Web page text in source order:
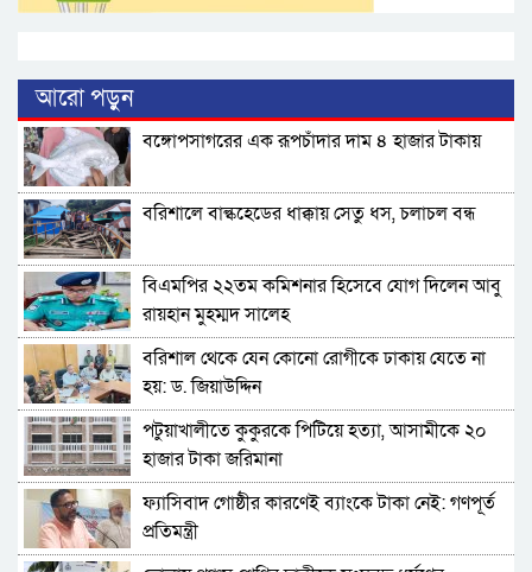
আরো পড়ুন
বঙ্গোপসাগরের এক রূপচাঁদার দাম ৪ হাজার টাকায়
বরিশালে বাল্কহেডের ধাক্কায় সেতু ধস, চলাচল বন্ধ
বিএমপির ২২তম কমিশনার হিসেবে যোগ দিলেন আবু
রায়হান মুহম্মদ সালেহ
বরিশাল থেকে যেন কোনো রোগীকে ঢাকায় যেতে না
হয়: ড. জিয়াউদ্দিন
পটুয়াখালীতে কুকুরকে পিটিয়ে হত্যা, আসামীকে ২০
হাজার টাকা জরিমানা
ফ্যাসিবাদ গোষ্ঠীর কারণেই ব্যাংকে টাকা নেই: গণপূর্ত
প্রতিমন্ত্রী